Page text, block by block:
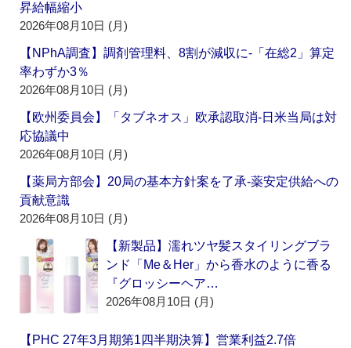
昇給幅縮小
2026年08月10日 (月)
【NPhA調査】調剤管理料、8割が減収に‐「在総2」算定
率わずか3％
2026年08月10日 (月)
【欧州委員会】「タブネオス」欧承認取消‐日米当局は対
応協議中
2026年08月10日 (月)
【薬局方部会】20局の基本方針案を了承‐薬安定供給への
貢献意識
2026年08月10日 (月)
【新製品】濡れツヤ髪スタイリングブラ
ンド「Me＆Her」から香水のように香る
『グロッシーヘア…
2026年08月10日 (月)
【PHC 27年3月期第1四半期決算】営業利益2.7倍